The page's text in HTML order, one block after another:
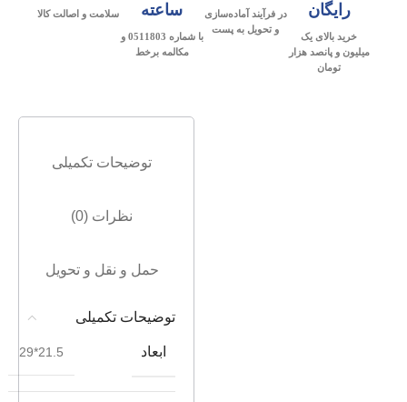
رایگان
خرید بالای یک
میلیون و پانصد هزار
تومان
در فرآیند آماده‌سازی
و تحویل به پست
ساعته
با شماره 0511803 و
مکالمه برخط
سلامت و اصالت کالا
توضیحات تکمیلی
نظرات (0)
حمل و نقل و تحویل
توضیحات تکمیلی
ابعاد 21.5*29